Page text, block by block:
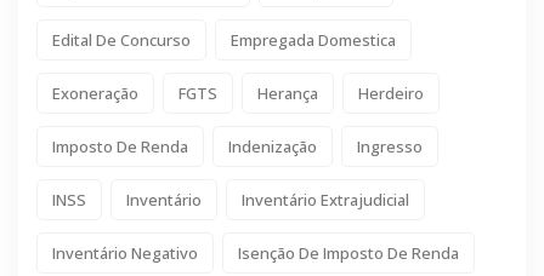
Edital De Concurso Empregada Domestica
Exoneração FGTS Herança Herdeiro
Imposto De Renda Indenização Ingresso
INSS Inventário Inventário Extrajudicial
Inventário Negativo Isenção De Imposto De Renda